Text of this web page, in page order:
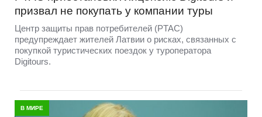
призвал не покупать у компании туры
Центр защиты прав потребителей (PTAC)
предупреждает жителей Латвии о рисках, связанных с
покупкой туристических поездок у туроператора
Digitours.
В МИРЕ